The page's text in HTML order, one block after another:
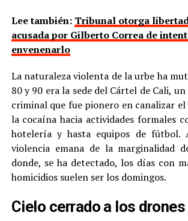
Lee también: Tribunal otorga
acusada por Gilberto Correa de
envenenarlo
La naturaleza violenta de la urbe ha
80 y 90 era la sede del Cártel de Cali,
criminal que fue pionero en canalizar
la cocaína hacia actividades formales
hotelería y hasta equipos de fútbol.
violencia emana de la marginalidad
donde, se ha detectado, los días con
homicidios suelen ser los domingos.
Cielo cerrado a los drones